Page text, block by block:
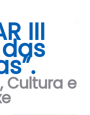
III
Cultura e